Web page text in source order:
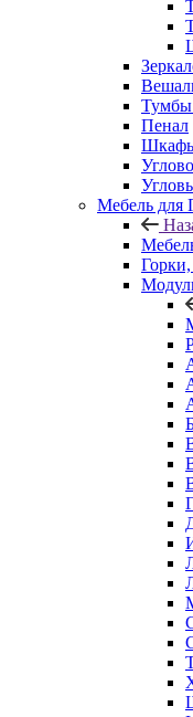
Пенал
Мебель для